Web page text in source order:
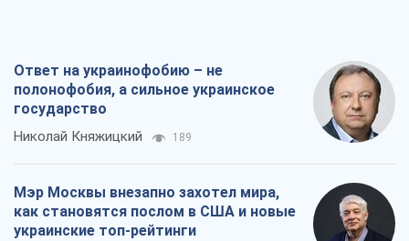
Ответ на украинофобию – не
полонофобия, а сильное украинское
государство
Николай Княжицкий 189
Мэр Москвы внезапно захотел мира,
как становятся послом в США и новые
украинские топ-рейтинги